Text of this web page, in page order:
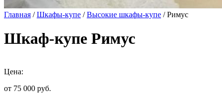
Главная /Шкафы-купе /Высокие шкафы-купе / Римус
Шкаф-купе Римус
Цена:
от 75 000 руб.